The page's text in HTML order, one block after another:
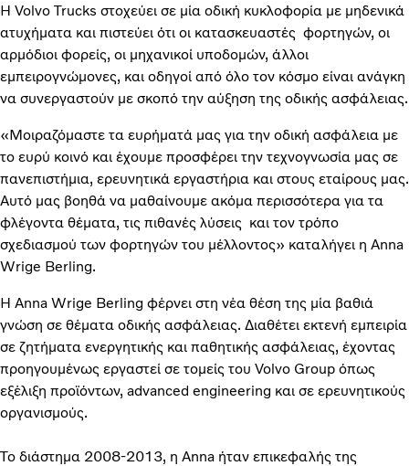
Η Volvo Trucks στοχεύει σε μία οδική κυκλοφορία με μηδενικά
ατυχήματα και πιστεύει ότι οι κατασκευαστές φορτηγών, οι
αρμόδιοι φορείς, οι μηχανικοί υποδομών, άλλοι
εμπειρογνώμονες, και οδηγοί από όλο τον κόσμο είναι ανάγκη
να συνεργαστούν με σκοπό την αύξηση της οδικής ασφάλειας.
«Μοιραζόμαστε τα ευρήματά μας για την οδική ασφάλεια με
το ευρύ κοινό και έχουμε προσφέρει την τεχνογνωσία μας σε
πανεπιστήμια, ερευνητικά εργαστήρια και στους εταίρους μας.
Αυτό μας βοηθά να μαθαίνουμε ακόμα περισσότερα για τα
φλέγοντα θέματα, τις πιθανές λύσεις και τον τρόπο
σχεδιασμού των φορτηγών του μέλλοντος» καταλήγει η Anna
Wrige Berling.
Η Anna Wrige Berling φέρνει στη νέα θέση της μία βαθιά
γνώση σε θέματα οδικής ασφάλειας. Διαθέτει εκτενή εμπειρία
σε ζητήματα ενεργητικής και παθητικής ασφάλειας, έχοντας
προηγουμένως εργαστεί σε τομείς του Volvo Group όπως
εξέλιξη προϊόντων, advanced engineering και σε ερευνητικούς
οργανισμούς.
Το διάστημα 2008-2013, η Anna ήταν επικεφαλής της